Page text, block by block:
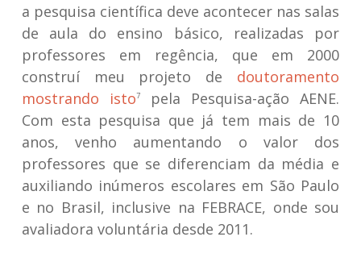
a pesquisa científica deve acontecer nas salas
de aula do ensino básico, realizadas por
professores em regência, que em 2000
construí meu projeto de doutoramento
mostrando isto7pela Pesquisa-ação AENE.
Com esta pesquisa que já tem mais de 10
anos, venho aumentando o valor dos
professores que se diferenciam da média e
auxiliando inúmeros escolares em São Paulo
e no Brasil, inclusive na FEBRACE, onde sou
avaliadora voluntária desde 2011.